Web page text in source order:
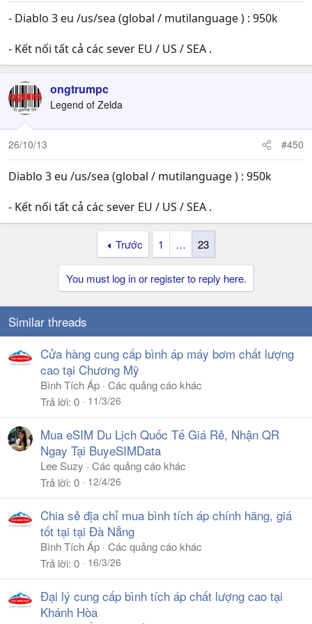
- Diablo 3 eu /us/sea (global / mutilanguage ) : 950k
- Kết nối tất cả các sever EU / US / SEA .
ongtrumpc
Legend of Zelda
26/10/13 #450
Diablo 3 eu /us/sea (global / mutilanguage ) : 950k
- Kết nối tất cả các sever EU / US / SEA .
Trước 1 … 23
You must log in or register to reply here.
Similar threads
Cửa hàng cung cấp bình áp máy bơm chất lượng
cao tại Chương Mỹ
Bình Tích Áp Các quảng cáo khác
Trả lời 0 11/3/26
Mua eSIM Du Lịch Quốc Tế Giá Rẻ, Nhận QR
Ngay Tại BuyeSIMData
Lee Suzy
Các quảng cáo khác
Trả lời 0 12/4/26
Chia sẻ địa chỉ mua bình tích áp chính hãng, giá
tốt tại tại Đà Nẵng
Bình Tích Áp Các quảng cáo khác
Trả lời 0 16/3/26
Đại lý cung cấp bình tích áp chất lượng cao tại
Khánh Hòa